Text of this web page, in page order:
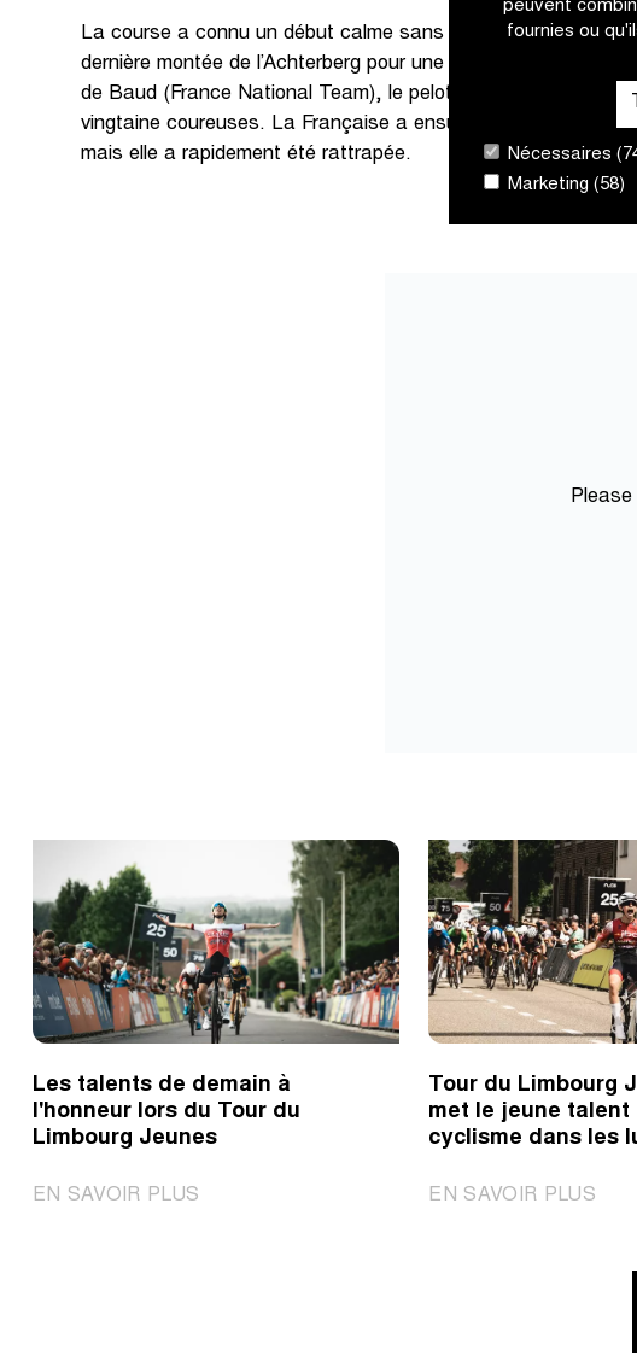
peuvent
fournies ou
Nécessaires
Marketing (58)
La course a connu un début calme sans échappée. On a
dernière montée de l’Achterberg pour une première
de Baud (France National Team), le peloton a réduit à un
vingtaine coureuses. La Française a ensuite tenté une
mais elle a rapidement été rattrapée.
Please
Les talents de demain à
l'honneur lors du Tour du
Limbourg Jeunes
EN SAVOIR PLUS
Tour du Limbourg
met le jeune talent
cyclisme dans les
EN SAVOIR PLUS|